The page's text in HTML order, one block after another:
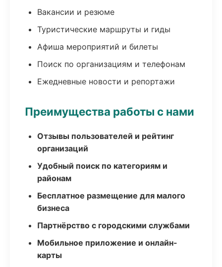
Вакансии и резюме
Туристические маршруты и гиды
Афиша мероприятий и билеты
Поиск по организациям и телефонам
Ежедневные новости и репортажи
Преимущества работы с нами
Отзывы пользователей и рейтинг
организаций
Удобный поиск по категориям и
районам
Бесплатное размещение для малого
бизнеса
Партнёрство с городскими службами
Мобильное приложение и онлайн-
карты